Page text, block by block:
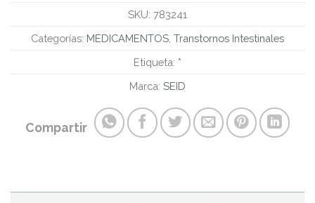
SKU: 783241
Categorías: MEDICAMENTOS Transtornos Intestinales
Etiqueta: *
Marca: SEID
Compartir